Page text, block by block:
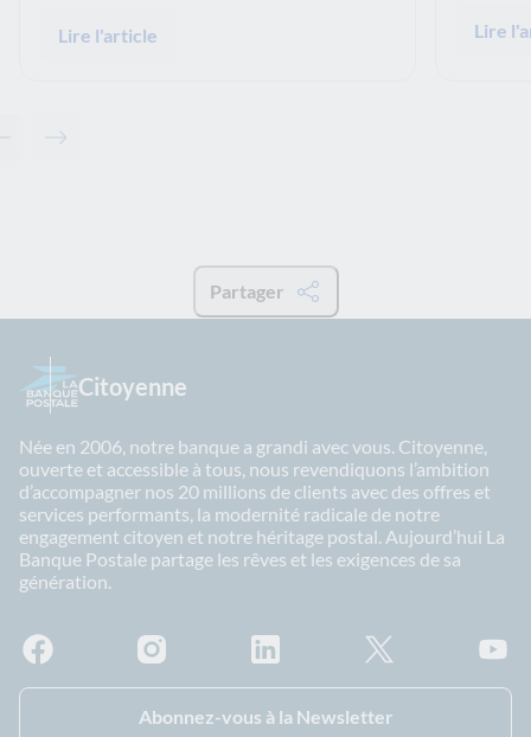
Lire l'article Lire
Contenu précédent - Articles associés
Contenu suivant - Articles associés
Partager
Citoyenne
Née en 2006, notre banque a grandi avec vous. Citoyenne,
ouverte et accessible à tous, nous revendiquons l’ambition
d’accompagner nos 20 millions de clients avec des offres et
services performants, la modernité radicale de notre
engagement citoyen et notre héritage postal. Aujourd’hui La
Banque Postale partage les rêves et les exigences de sa
génération.
Abonnez-vous à la Newsletter